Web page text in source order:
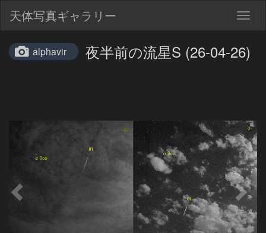
天体写真ギャラリー
alphavir 夜半前の流星S (26-04-26)